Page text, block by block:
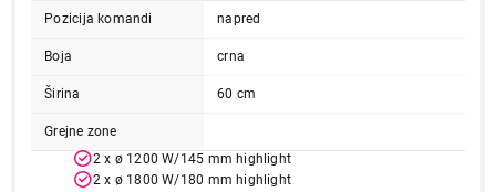
Pozicija komandi napred
Boja crna
Širina 60 cm
Grejne zone
2 x ø 1200 W/145 mm highlight
2 x ø 1800 W/180 mm highlight